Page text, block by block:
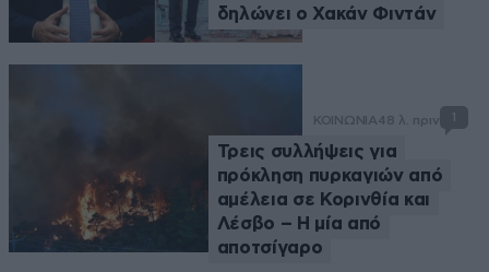
δηλώνει ο Χακάν Φιντάν
ΚΟΙΝΩΝΙΑ48 λ. πριν 1
Τρεις συλλήψεις για
πρόκληση πυρκαγιών από
αμέλεια σε Κορινθία και
Λέσβο – Η μία από
αποτσίγαρο